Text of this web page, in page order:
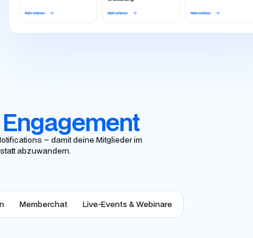
Engagement
– damit deine Mitglieder im
abzuwandern.
Memberchat Live-Events & Webinare